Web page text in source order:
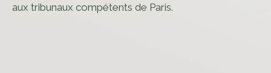
aux tribunaux compétents de Paris.